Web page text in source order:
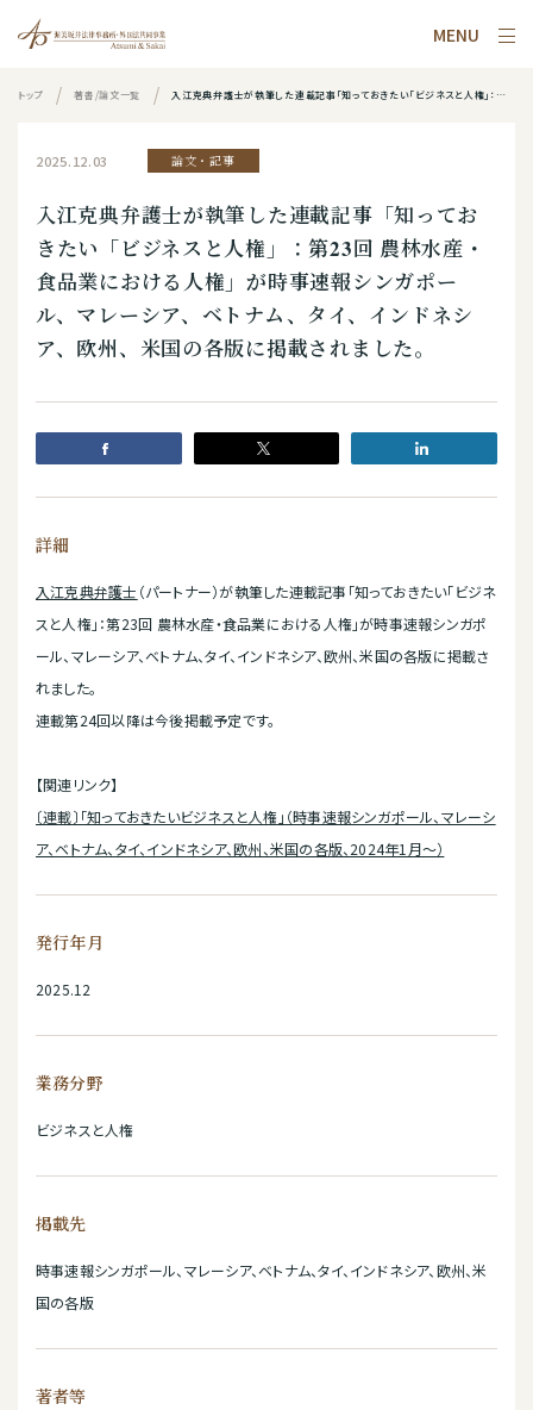
MENU
トップ 著書/論文一覧 入江克典弁護士が執筆した連載記事「知っておきたい「ビジネスと人権」：第23回 農林水産・食品業における人権」が時事速報シンガポール、マレーシア、ベトナム、タイ、インドネシア、欧州、米国の各版に掲載されました。
2025.12.03 論文・記事
入江克典弁護士が執筆した連載記事「知ってお
きたい「ビジネスと人権」：第23回 農林水産・
食品業における人権」が時事速報シンガポー
ル、マレーシア、ベトナム、タイ、インドネシ
ア、欧州、米国の各版に掲載されました。
詳細
入江克典弁護士 （パートナー）が執筆した連載記事「知っておきたい「ビジネ
スと人権」：第23回 農林水産・食品業における人権」が時事速報シンガポ
ール、マレーシア、ベトナム、タイ、インドネシア、欧州、米国の各版に掲載さ
れました。
連載第24回以降は今後掲載予定です。
【関連リンク】
〔連載〕「知っておきたいビジネスと人権」（時事速報シンガポール、マレーシ
ア、ベトナム、タイ、インドネシア、欧州、米国の各版、2024年1月～）
発行年月
2025.12
業務分野
ビジネスと人権
掲載先
時事速報シンガポール、マレーシア、ベトナム、タイ、インドネシア、欧州、米
国の各版
著者等